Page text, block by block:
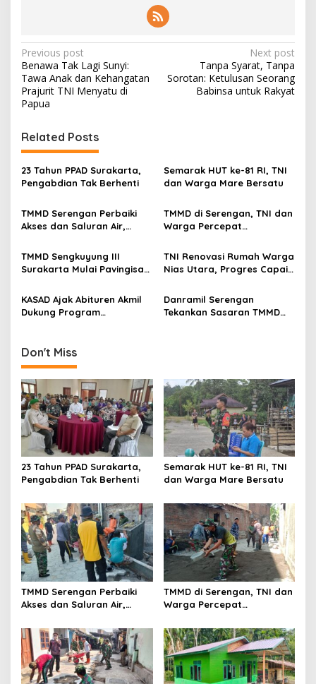
P
o
s
t
n
a
v
i
g
a
t
i
o
n
Previous post
Benawa Tak Lagi Sunyi:
Tawa Anak dan Kehangatan
Prajurit TNI Menyatu di
Papua
Next post
Tanpa Syarat, Tanpa
Sorotan: Ketulusan Seorang
Babinsa untuk Rakyat
Related Posts
23 Tahun PPAD Surakarta,
Pengabdian Tak Berhenti
Semarak HUT ke-81 RI, TNI
dan Warga Mare Bersatu
TMMD Serengan Perbaiki
Akses dan Saluran Air,
TMMD di Serengan, TNI dan
Warga Percepat
TMMD Sengkuyung III
Surakarta Mulai Pavingisasi
TNI Renovasi Rumah Warga
Nias Utara, Progres Capai
KASAD Ajak Abituren Akmil
Dukung Program
Danramil Serengan
Tekankan Sasaran TMMD
Don't Miss
23 Tahun PPAD Surakarta,
Pengabdian Tak Berhenti
Semarak HUT ke-81 RI, TNI
dan Warga Mare Bersatu
TMMD Serengan Perbaiki
Akses dan Saluran Air,
TMMD di Serengan, TNI dan
Warga Percepat